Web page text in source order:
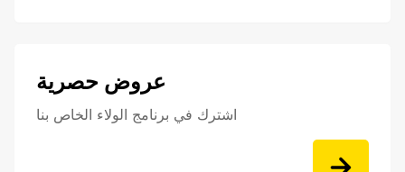
عروض حصرية
اشترك في برنامج الولاء الخاص بنا